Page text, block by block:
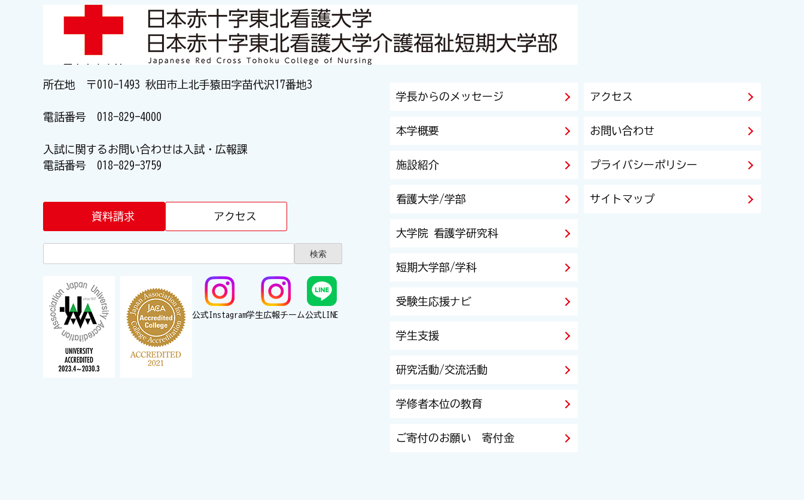
所在地 〒010-1493 秋田市上北手猿田字苗代沢17番地3
電話番号 018-829-4000
入試に関するお問い合わせは入試・広報課
電話番号 018-829-3759
資料請求 アクセス
公式Instagram学生広報チーム公式LINE
学長からのメッセージ
本学概要
施設紹介
看護大学/学部
大学院 看護学研究科
短期大学部/学科
受験生応援ナビ
学生支援
研究活動/交流活動
学修者本位の教育
ご寄付のお願い 寄付金
アクセス
お問い合わせ
プライバシーポリシー
サイトマップ